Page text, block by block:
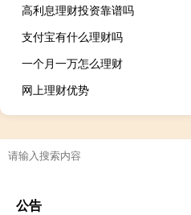
高利息理财投资靠谱吗
支付宝有什么理财吗
一个月一万怎么理财
网上理财优势
公告